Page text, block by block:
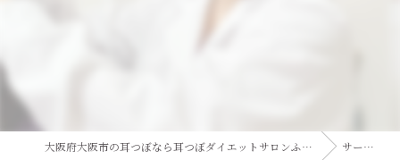
大阪府大阪市の耳つぼなら耳つぼダイエットサロンふーみん サービス